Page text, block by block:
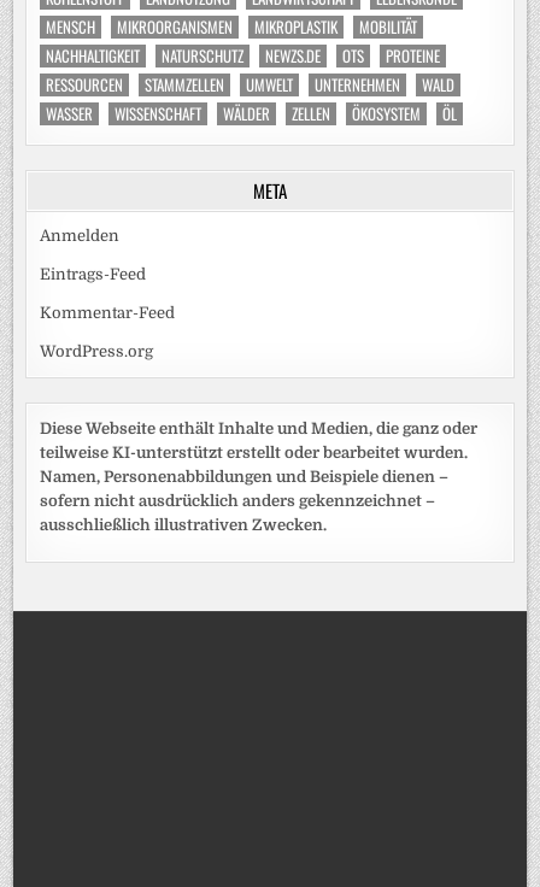
MENSCH
MIKROORGANISMEN MIKROPLASTIK
MOBILITÄT
NACHHALTIGKEIT
NATURSCHUTZ NEWZS.DE OTS
PROTEINE
RESSOURCEN
STAMMZELLEN UMWELT UNTERNEHMEN
WALD
WASSER
WISSENSCHAFT WÄLDER ZELLEN ÖKOSYSTEM ÖL
META
Anmelden
Eintrags-Feed
Kommentar-Feed
WordPress.org
Diese Webseite enthält Inhalte und Medien, die ganz oder
teilweise KI-unterstützt erstellt oder bearbeitet wurden.
Namen, Personenabbildungen und Beispiele dienen –
sofern nicht ausdrücklich anders gekennzeichnet –
ausschließlich illustrativen Zwecken.